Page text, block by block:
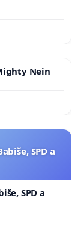
Nein
SPD a
SPD a